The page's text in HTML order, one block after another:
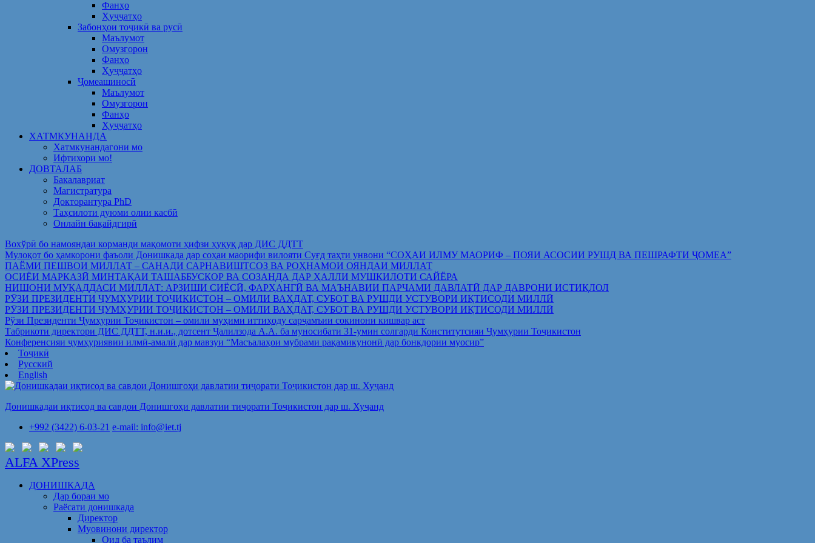
Фанҳо
Ҳуҷҷатҳо
Забонҳои тоҷикӣ ва русӣ
Маълумот
Омузгорон
Фанҳо
Ҳуҷҷатҳо
Ҷомеашиносӣ
Маълумот
Омузгорон
Фанҳо
Ҳуҷҷатҳо
ХАТМКУНАНДА
Хатмкунандагони мо
Ифтихори мо!
ДОВТАЛАБ
Бакалавриат
Магистратура
Докторантура PhD
Таҳсилоти дуюми олии касбӣ
Онлайн бақайдгирӣ
Вохўрӣ бо намояндаи корманди мақомоти ҳифзи ҳуқуқ дар ДИС ДДТТ
Мулоқот бо ҳамкорони фаъоли Донишкада дар соҳаи маорифи вилояти Суғд таҳти унвони “СОҲАИ ИЛМУ МАОРИФ – ПОЯИ АСОСИИ РУШД ВА ПЕШРАФТИ ҶОМЕА”
ПАЁМИ ПЕШВОИ МИЛЛАТ – САНАДИ САРНАВИШТСОЗ ВА РОҲНАМОИ ОЯНДАИ МИЛЛАТ
ОСИЁИ МАРКАЗӢ МИНТАҚАИ ТАШАББУСКОР ВА СОЗАНДА ДАР ҲАЛЛИ МУШКИЛОТИ САЙЁРА
НИШОНИ МУҚАДДАСИ МИЛЛАТ: АРЗИШИ СИЁСӢ, ФАРҲАНГӢ ВА МАЪНАВИИ ПАРЧАМИ ДАВЛАТӢ ДАР ДАВРОНИ ИСТИҚЛОЛ
РӮЗИ ПРЕЗИДЕНТИ ҶУМҲУРИИ ТОҶИКИСТОН – ОМИЛИ ВАҲДАТ, СУБОТ ВА РУШДИ УСТУВОРИ ИҚТИСОДИ МИЛЛӢ
РӮЗИ ПРЕЗИДЕНТИ ҶУМҲУРИИ ТОҶИКИСТОН – ОМИЛИ ВАҲДАТ, СУБОТ ВА РУШДИ УСТУВОРИ ИҚТИСОДИ МИЛЛӢ
Рўзи Президенти Ҷумҳурии Тоҷикистон – омили муҳими иттиҳоду сарҷамъии сокинони кишвар аст
Табрикоти директори ДИС ДДТТ, н.и.и., дотсент Ҷалилзода А.А. ба муносибати 31-умин солгарди Конститутсияи Ҷумҳурии Тоҷикистон
Конференсияи ҷумҳуриявии илмӣ-амалӣ дар мавзуи “Масъалаҳои мубрами рақамикунонӣ дар бонкдории муосир”
Тоҷикӣ
Русский
English
Донишкадаи иқтисод ва савдои Донишгоҳи давлатии тиҷорати Тоҷикистон дар ш. Хуҷанд
+992 (3422) 6-03-21 e-mail: info@iet.tj
ALFA XPress
ДОНИШКАДА
Дар бораи мо
Раёсати донишкада
Директор
Муовинони директор
Оид ба таълим